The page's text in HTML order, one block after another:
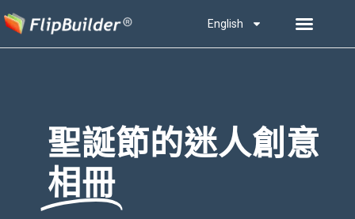
English
聖誕節的迷人創意
相冊